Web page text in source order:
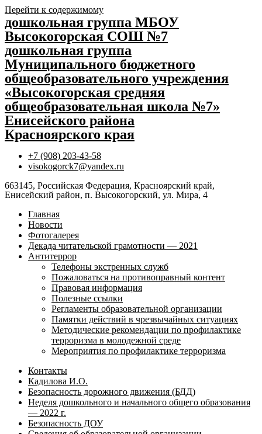
Перейти к содержимому
дошкольная группа МБОУ
Высокогорская СОШ №7
дошкольная группа
Муниципального бюджетного
общеобразовательного учреждения
«Высокогорская средняя
общеобразовательная школа №7»
Енисейского района
Красноярского края
+7 (908) 203-43-58
visokogorck7@yandex.ru
663145, Российская Федерация, Красноярский край,
Енисейский район, п. Высокогорский, ул. Мира, 4
Главная
Новости
Фотогалерея
Декада читательской грамотности — 2021
Антитеррор
Телефоны экстренных служб
Пожаловаться на противоправный контент
Правовая информация
Полезные ссылки
Регламенты образовательной организации
Памятки действий в чрезвычайных ситуациях
Методические рекомендации по профилактике
терроризма в молодежной среде
Мероприятия по профилактике терроризма
Контакты
Кадилова И.О.
Безопасность дорожного движения (БДД)
Неделя дошкольного и начального общего образования
— 2022 г.
Безопасность ДОУ